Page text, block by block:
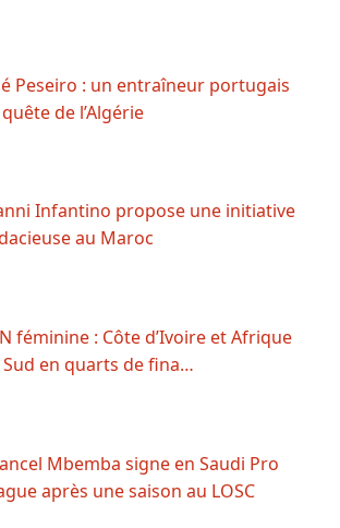
Peseiro : un entraîneur portugais
de l’Algérie
Infantino propose une initiative
au Maroc
féminine : Côte d’Ivoire et Afrique
en quarts de fina…
Mbemba signe en Saudi Pro
après une saison au LOSC